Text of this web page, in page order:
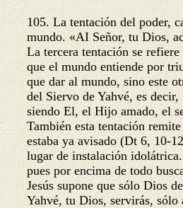
105. La tentación del poder,
mundo. «AI Señor, tu Dios,
La tercera tentación se
que el mundo entiende por
que dar al mundo, sino este
del Siervo de Yahvé, es
siendo El, el Hijo amado, el
También esta tentación
estaba ya avisado (Dt 6, 10-
lugar de instalación
pues por encima de todo
Jesús supone que sólo Dios
Yahvé, tu Dios, servirás,